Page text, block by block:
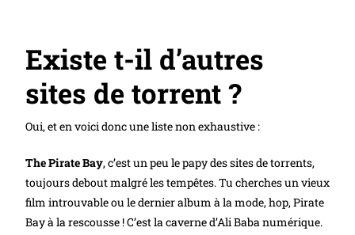
Existe t-il d’autres
sites de torrent ?
Oui, et en voici donc une liste non exhaustive :
The Pirate Bay, c’est un peu le papy des sites de torrents,
toujours debout malgré les tempêtes. Tu cherches un vieux
film introuvable ou le dernier album à la mode, hop, Pirate
Bay à la rescousse ! C’est la caverne d’Ali Baba numérique.